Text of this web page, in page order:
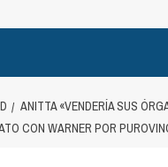
ANITTA «VENDERÍA SUS
CON WARNER POR